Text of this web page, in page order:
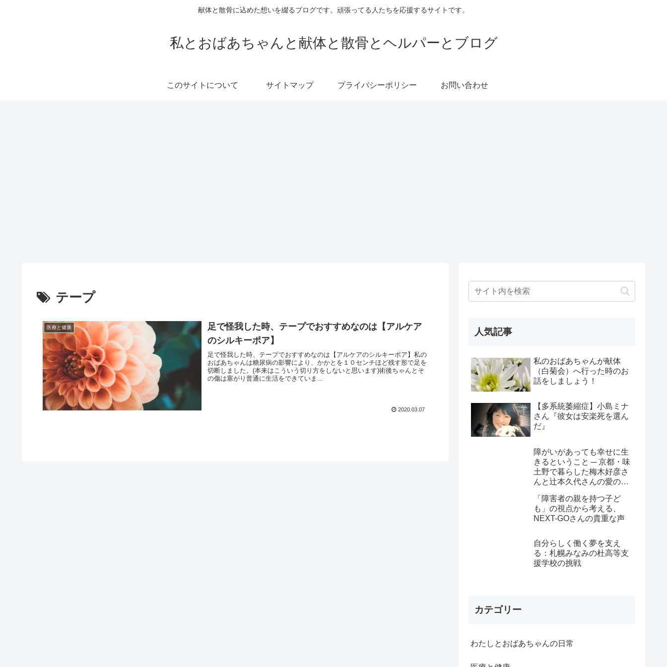
献体と散骨に込めた想いを綴るブログです。頑張ってる人たちを応援するサイトです。
私とおばあちゃんと献体と散骨とヘルパーとブログ
このサイトについて サイトマップ プライバシーポリシー お問い合わせ
テープ
医療と健康
足で怪我した時、テープでおすすめなのは【アルケア
のシルキーポア】
足で怪我した時、テープでおすすめなのは【アルケアのシルキーポア】私の
おばあちゃんは糖尿病の影響により、かかとを１０センチほど残す形で足を
切断しました。(本来はこういう切り方をしないと思います)術後ちゃんとそ
の傷は塞がり普通に生活をできていま...
2020.03.07
人気記事
私のおばあちゃんが献体
（白菊会）へ行った時のお
話をしましょう！
【多系統萎縮症】小島ミナ
さん『彼女は安楽死を選ん
だ』
障がいがあっても幸せに生
きるということ ─ 京都・味
土野で暮らした梅木好彦さ
んと辻本久代さんの愛の物
「障害者の親を持つ子ど
も」の視点から考える、
NEXT-GOさんの貴重な声
自分らしく働く夢を支え
る：札幌みなみの杜高等支
援学校の挑戦
カテゴリー
わたしとおばあちゃんの日常